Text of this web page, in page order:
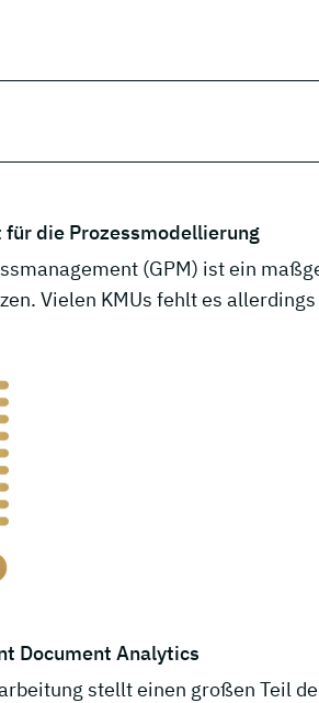
die Prozessmodellierung
(GPM) ist ein
Vielen KMUs fehlt es
Document Analytics
stellt einen großen Teil